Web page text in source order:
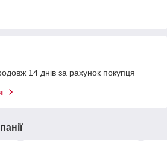
14 днів за рахунок покупця